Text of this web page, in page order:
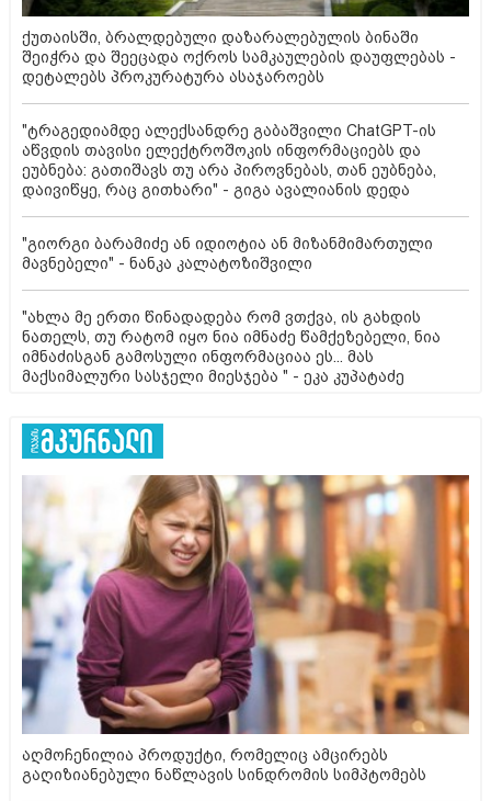
ქუთაისში, ბრალდებული დაზარალებულის ბინაში
შეიჭრა და შეეცადა ოქროს სამკაულების დაუფლებას -
დეტალებს პროკურატურა ასაჯაროებს
"ტრაგედიამდე ალექსანდრე გაბაშვილი ChatGPT-ის
აწვდის თავისი ელექტროშოკის ინფორმაციებს და
ეუბნება: გათიშავს თუ არა პიროვნებას, თან ეუბნება,
დაივიწყე, რაც გითხარი" - გიგა ავალიანის დედა
"გიორგი ბარამიძე ან იდიოტია ან მიზანმიმართული
მავნებელი" - ნანკა კალატოზიშვილი
"ახლა მე ერთი წინადადება რომ ვთქვა, ის გახდის
ნათელს, თუ რატომ იყო ნია იმნაძე წამქეზებელი, ნია
იმნაძისგან გამოსული ინფორმაციაა ეს... მას
მაქსიმალური სასჯელი მიესჯება " - ეკა კუპატაძე
აღმოჩენილია პროდუქტი, რომელიც ამცირებს
გაღიზიანებული ნაწლავის სინდრომის სიმპტომებს